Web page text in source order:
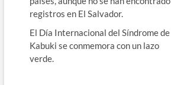
registros en El Salvador.
El Día Internacional del Síndrome de
Kabuki se conmemora con un lazo
verde.